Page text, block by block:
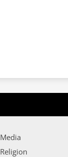
Media
Religion